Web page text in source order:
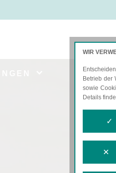
WIR
Betrieb der
sowie
Details
✓
✕